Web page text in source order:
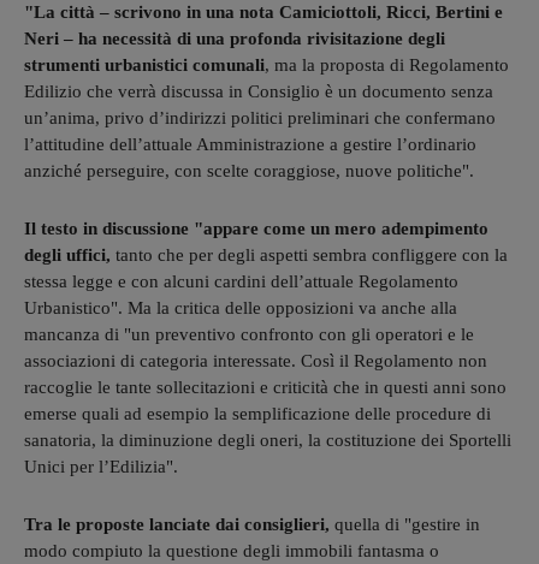
"La città – scrivono in una nota Camiciottoli, Ricci, Bertini e
Neri – ha necessità di una profonda rivisitazione degli
strumenti urbanistici comunali, ma la proposta di Regolamento
Edilizio che verrà discussa in Consiglio è un documento senza
un’anima, privo d’indirizzi politici preliminari che confermano
l’attitudine dell’attuale Amministrazione a gestire l’ordinario
anziché perseguire, con scelte coraggiose, nuove politiche".
Il testo in discussione "appare come un mero adempimento
degli uffici, tanto che per degli aspetti sembra confliggere con la
stessa legge e con alcuni cardini dell’attuale Regolamento
Urbanistico". Ma la critica delle opposizioni va anche alla
mancanza di "un preventivo confronto con gli operatori e le
associazioni di categoria interessate. Così il Regolamento non
raccoglie le tante sollecitazioni e criticità che in questi anni sono
emerse quali ad esempio la semplificazione delle procedure di
sanatoria, la diminuzione degli oneri, la costituzione dei Sportelli
Unici per l’Edilizia".
Tra le proposte lanciate dai consiglieri, quella di "gestire in
modo compiuto la questione degli immobili fantasma o